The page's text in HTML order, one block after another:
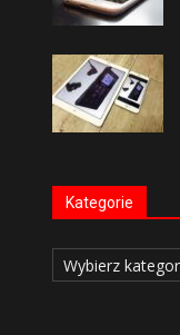
Kategorie
Kategorie